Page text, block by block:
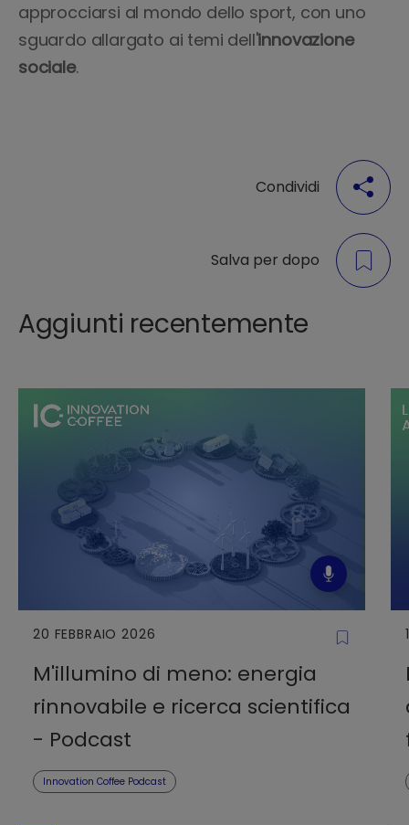
approcciarsi al mondo dello sport, con uno
sguardo allargato ai temi dell'innovazione
sociale.
Condividi
Salva per dopo
Aggiunti recentemente
20 FEBBRAIO 2026
M'illumino di meno: energia
rinnovabile e ricerca scientifica
- Podcast
Innovation Coffee Podcast